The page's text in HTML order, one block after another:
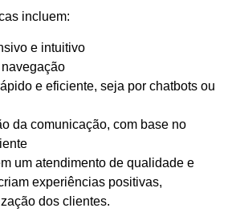
incluem:
e intuitivo
e eficiente, seja por chatbots ou
da comunicação, com base no
um atendimento de qualidade e
experiências positivas,
dos clientes.